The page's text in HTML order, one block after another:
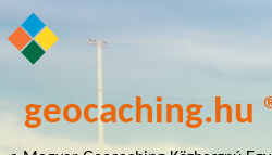
geocaching.hu